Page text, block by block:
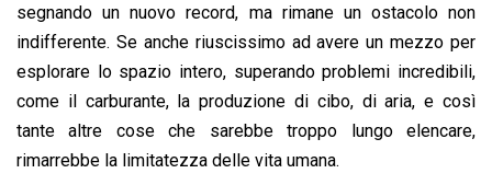
segnando un nuovo record, ma rimane un ostacolo non
indifferente. Se anche riuscissimo ad avere un mezzo per
esplorare lo spazio intero, superando problemi incredibili,
come il carburante, la produzione di cibo, di aria, e così
tante altre cose che sarebbe troppo lungo elencare,
rimarrebbe la limitatezza delle vita umana.